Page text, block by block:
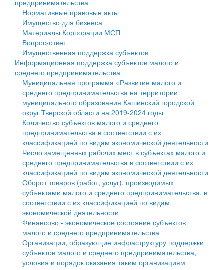
Государственные услуги
Промышленность и АПК
Экономика и бизнес
...
Символика
Устав
Гостям округа
Туризм
Культура
Образование
Здравоохранение
Социальная защита
Фотоальбом
муниципального округа Тверской области
Администрация Кашинского муниципального округа
Тверской области
Управление сельскими территориями
Открытые данные
Работа с обращениями граждан
Муниципальный контроль
Муниципальные услуги
Проекты административных регламентов
Антимонопольный комплаенс
Противодействие коррупции
Финансовое управление
Бюджет для граждан
Имущество
Выявление правообладателей ранее учтенных
объектов недвижимости
Имущественная поддержка субъектов малого и
среднего предпринимательства
Информационная поддержка субъектов малого и
среднего предпринимательства
Муниципальные программы
Контрольно-счетная палата
Персональные данные
Оценка регулирующего воздействия
предпринимательства
Нормативные правовые акты
Имущество для бизнеса
Материалы Корпорации МСП
Вопрос-ответ
Имущественная поддержка субъектов
Информационная поддержка субъектов малого и
среднего предпринимательства
Муниципальная программа «Развитие малого и
среднего предпринимательства на территории
муниципального образования Кашинский городской
округ Тверской области на 2019-2024 годы
Количество субъектов малого и среднего
предпринимательства в соответствии с их
классификацией по видам экономической деятельности
Число замещенных рабочих мест в субъектах малого и
среднего предпринимательства в соответствии с их
классификацией по видам экономической деятельности
Оборот товаров (работ, услуг), производимых
субъектами малого и среднего предпринимательства, в
соответствии с их классификацией по видам
экономической деятельности
Финансово - экономическое состояние субъектов
малого и среднего предпринимательства
Организации, образующие инфраструктуру поддержки
субъектов малого и среднего предпринимательства,
условия и порядок оказания таким организациям